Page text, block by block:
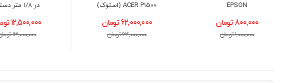
ACER P1500 (استوک)
62,000,000 تومان
64,000,000 تومان
در 1/8 متر دستی
12,500,000 تومان
13,000,000 تومان
در 2/5 متر برقی
19,800,000 تومان
20,400,000 تومان